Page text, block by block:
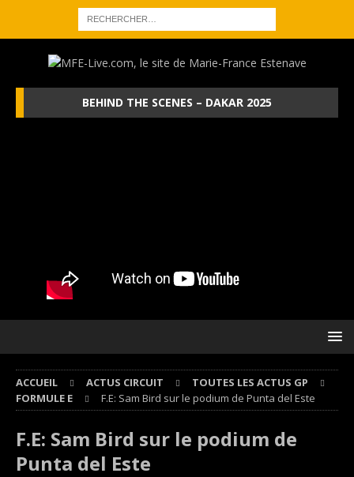
BEHIND THE SCENES – DAKAR 2025
ACCUEIL ACTUS CIRCUIT
TOUTES LES ACTUS GP
FORMULE E
F.E: Sam Bird sur le podium de Punta del Este
F.E: Sam Bird sur le podium de
Punta del Este